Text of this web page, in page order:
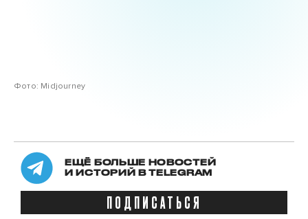
Фото: Midjourney
ЕЩЁ БОЛЬШЕ НОВОСТЕЙ
И ИСТОРИЙ В TELEGRAM
ПОДПИСАТЬСЯ